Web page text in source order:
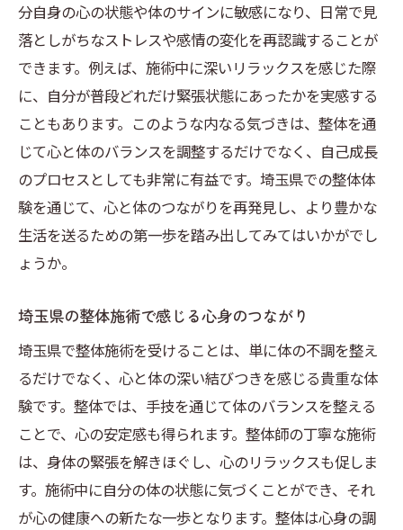
分自身の心の状態や体のサインに敏感になり、日常で見
落としがちなストレスや感情の変化を再認識することが
できます。例えば、施術中に深いリラックスを感じた際
に、自分が普段どれだけ緊張状態にあったかを実感する
こともあります。このような内なる気づきは、整体を通
じて心と体のバランスを調整するだけでなく、自己成長
のプロセスとしても非常に有益です。埼玉県での整体体
験を通じて、心と体のつながりを再発見し、より豊かな
生活を送るための第一歩を踏み出してみてはいかがでし
ょうか。
埼玉県の整体施術で感じる心身のつながり
埼玉県で整体施術を受けることは、単に体の不調を整え
るだけでなく、心と体の深い結びつきを感じる貴重な体
験です。整体では、手技を通じて体のバランスを整える
ことで、心の安定感も得られます。整体師の丁寧な施術
は、身体の緊張を解きほぐし、心のリラックスも促しま
す。施術中に自分の体の状態に気づくことができ、それ
が心の健康への新たな一歩となります。整体は心身の調